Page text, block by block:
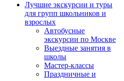
Лучшие экскурсии и туры
для групп школьников и
взрослых
Автобусные
экскурсии по Москве
Выездные занятия в
школы
Мастер-классы
Праздничные и